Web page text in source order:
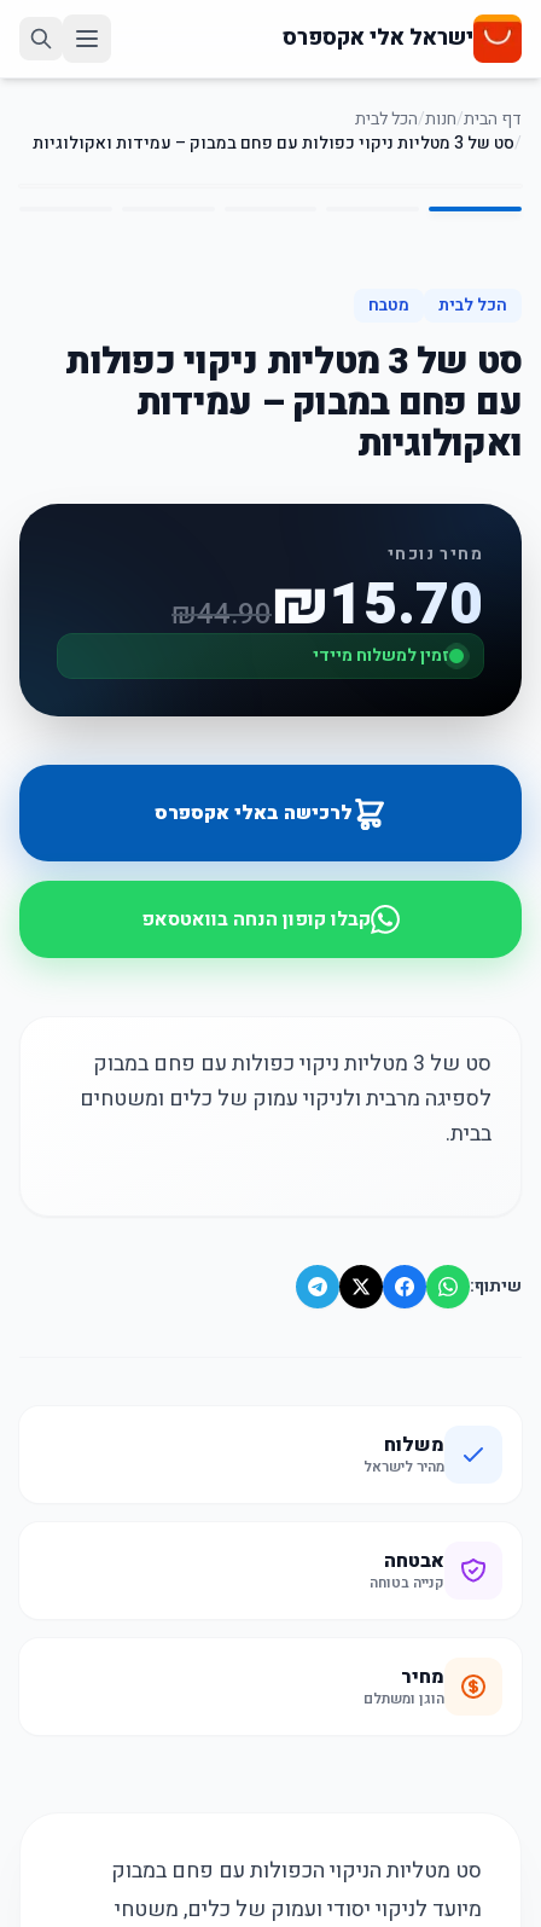
ישראל אלי אקספרס
דף הבית/חנות/הכל לבית
/סט של 3 מטליות ניקוי כפולות עם פחם במבוק – עמידות ואקולוגיות 1
/
5
הכל לבית מטבח
סט של 3 מטליות ניקוי כפולות
עם פחם במבוק – עמידות
ואקולוגיות
מחיר נוכחי
₪15.70
₪44.90
זמין למשלוח מיידי
לרכישה באלי אקספרס
קבלו קופון הנחה בוואטסאפ
סט של 3 מטליות ניקוי כפולות עם פחם במבוק
לספיגה מרבית ולניקוי עמוק של כלים ומשטחים
בבית.
שיתוף:
משלוח
מהיר לישראל
אבטחה
קנייה בטוחה
מחיר
הוגן ומשתלם
סט מטליות הניקוי הכפולות עם פחם במבוק
מיועד לניקוי יסודי ועמוק של כלים, משטחי